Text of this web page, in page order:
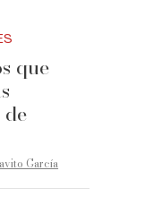
que
García